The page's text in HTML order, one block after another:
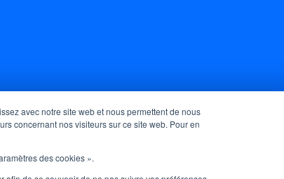
avec notre site web et nous permettent de nous
concernant nos visiteurs sur ce site web. Pour en
des cookies ».